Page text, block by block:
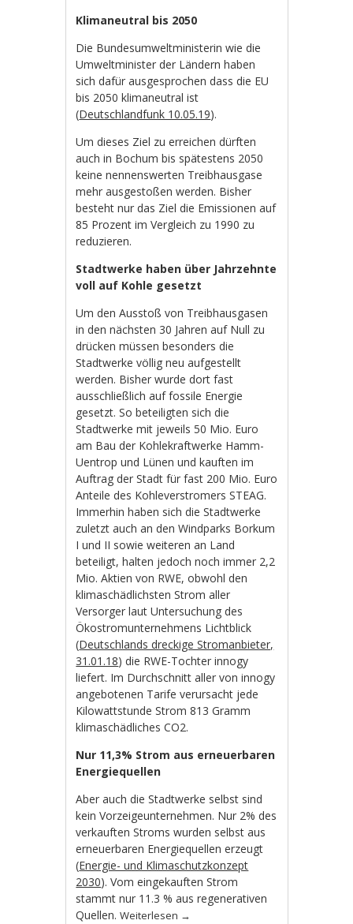
Klimaneutral bis 2050
Die Bundesumweltministerin wie die
Umweltminister der Ländern haben
sich dafür ausgesprochen dass die EU
bis 2050 klimaneutral ist
(Deutschlandfunk 10.05.19).
Um dieses Ziel zu erreichen dürften
auch in Bochum bis spätestens 2050
keine nennenswerten Treibhausgase
mehr ausgestoßen werden. Bisher
besteht nur das Ziel die Emissionen auf
85 Prozent im Vergleich zu 1990 zu
reduzieren.
Stadtwerke haben über Jahrzehnte
voll auf Kohle gesetzt
Um den Ausstoß von Treibhausgasen
in den nächsten 30 Jahren auf Null zu
drücken müssen besonders die
Stadtwerke völlig neu aufgestellt
werden. Bisher wurde dort fast
ausschließlich auf fossile Energie
gesetzt. So beteiligten sich die
Stadtwerke mit jeweils 50 Mio. Euro
am Bau der Kohlekraftwerke Hamm-
Uentrop und Lünen und kauften im
Auftrag der Stadt für fast 200 Mio. Euro
Anteile des Kohleverstromers STEAG.
Immerhin haben sich die Stadtwerke
zuletzt auch an den Windparks Borkum
I und II sowie weiteren an Land
beteiligt, halten jedoch noch immer 2,2
Mio. Aktien von RWE, obwohl den
klimaschädlichsten Strom aller
Versorger laut Untersuchung des
Ökostromunternehmens Lichtblick
(Deutschlands dreckige Stromanbieter,
31.01.18) die RWE-Tochter innogy
liefert. Im Durchschnitt aller von innogy
angebotenen Tarife verursacht jede
Kilowattstunde Strom 813 Gramm
klimaschädliches CO2.
Nur 11,3% Strom aus erneuerbaren
Energiequellen
Aber auch die Stadtwerke selbst sind
kein Vorzeigeunternehmen. Nur 2% des
verkauften Stroms wurden selbst aus
erneuerbaren Energiequellen erzeugt
(Energie- und Klimaschutzkonzept
2030). Vom eingekauften Strom
stammt nur 11.3 % aus regenerativen
Quellen.Weiterlesen →